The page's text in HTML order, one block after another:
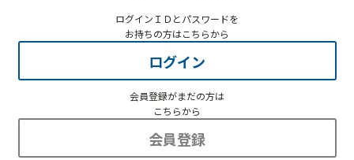
ログインＩＤとパスワードを
お持ちの方はこちらから
ログイン
会員登録がまだの方は
こちらから
会員登録